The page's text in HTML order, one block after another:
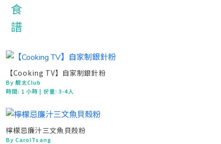
【Cooking TV】自家制銀針粉
By 靚太Club
時間: 1 小時| 份量: 3-4人
檸檬忌廉汁三文魚貝殼粉
By CarolTsang